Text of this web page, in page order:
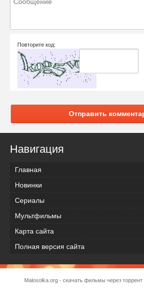
Повторите код:
Отправить
Навигация
Главная
Новинки
Сериалы
Мультфильмы
Карта сайта
Полная версия сайта
Malosolka.org - скачать фильмы через